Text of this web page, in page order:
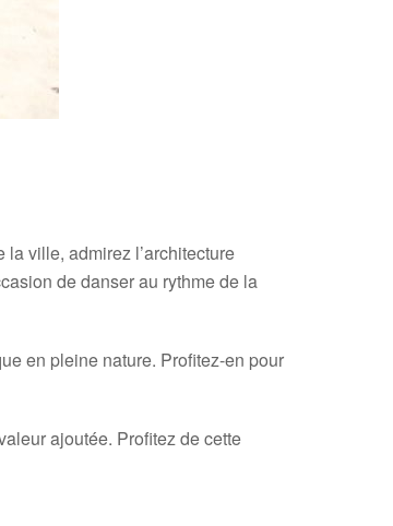
ville, admirez l’architecture
de danser au rythme de la
en pleine nature. Profitez-en pour
ajoutée. Profitez de cette